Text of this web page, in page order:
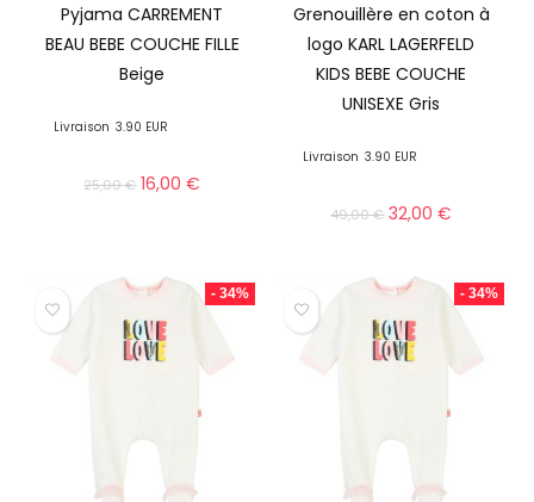
Pyjama CARREMENT
BEAU BEBE COUCHE FILLE
Beige
Livraison 3.90 EUR
25,00€ 16,00€
Grenouillère en coton à
logo KARL LAGERFELD
KIDS BEBE COUCHE
UNISEXE Gris
Livraison 3.90 EUR
49,00€ 32,00€
- 34% - 34%